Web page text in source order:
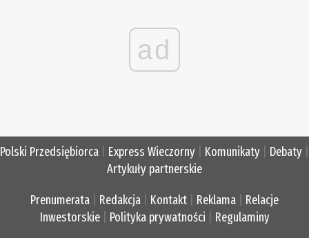
ad
Polski Przedsiębiorca Express Wieczorny Komunikaty Debaty
Artykuły partnerskie
Prenumerata Redakcja Kontakt Reklama
Relacje
Inwestorskie| Polityka prywatności Regulaminy